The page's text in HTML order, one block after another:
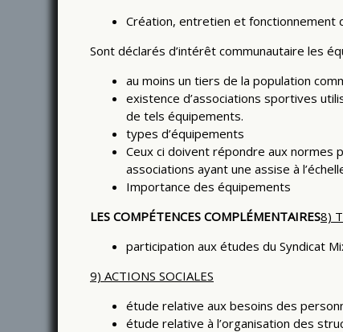
Création, entretien et fonctionnement
Sont déclarés d’intérêt communautaire les
au moins un tiers de la population
existence d’associations sportives
de tels équipements.
types d’équipements
Ceux ci doivent répondre aux
associations ayant une assise à
Importance des équipements
LES COMPÉTENCES COMPLÉMENTAIRES8)
participation aux études du Syndicat
9) ACTIONS SOCIALES
étude relative aux besoins des
étude relative à l’organisation des